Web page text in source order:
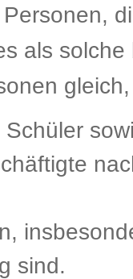
als
sind.